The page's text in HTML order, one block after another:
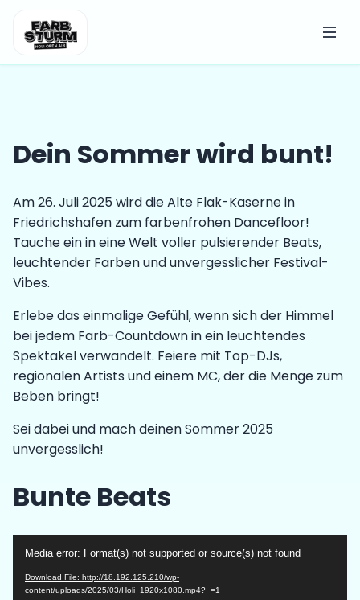
Dein Sommer wird bunt!
Am 26. Juli 2025 wird die Alte Flak-Kaserne in
Friedrichshafen zum farbenfrohen Dancefloor!
Tauche ein in eine Welt voller pulsierender Beats,
leuchtender Farben und unvergesslicher Festival-
Vibes.
Erlebe das einmalige Gefühl, wenn sich der Himmel
bei jedem Farb-Countdown in ein leuchtendes
Spektakel verwandelt. Feiere mit Top-DJs,
regionalen Artists und einem MC, der die Menge zum
Beben bringt!
Sei dabei und mach deinen Sommer 2025
unvergesslich!
Bunte Beats
Video
Media error: Format(s) not supported or source(s) not found
Download File: http://18.192.125.210/wp-
content/uploads/2025/03/Holi_1920x1080.mp4?_=1